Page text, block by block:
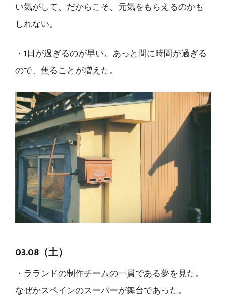
い気がして、だからこそ、元気をもらえるのかも
しれない。
・1日が過ぎるのが早い。あっと間に時間が過ぎる
ので、焦ることが増えた。
03.08（土）
・ラランドの制作チームの一員である夢を見た。
なぜかスペインのスーパーが舞台であった。